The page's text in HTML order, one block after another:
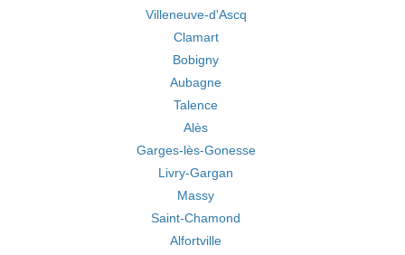
Villeneuve-d'Ascq
Clamart
Bobigny
Aubagne
Talence
Alès
Garges-lès-Gonesse
Livry-Gargan
Massy
Saint-Chamond
Alfortville